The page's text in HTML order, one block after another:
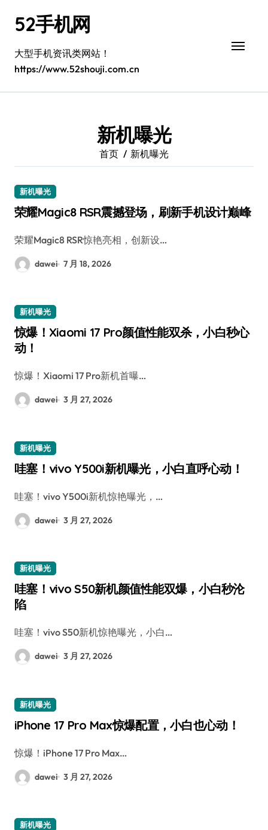
52手机网
大型手机资讯类网站！
https://www.52shouji.com.cn
新机曝光
首页 新机曝光
新机曝光
荣耀Magic8 RSR震撼登场，刷新手机设计巅峰
荣耀Magic8 RSR惊艳亮相，创新设…
dawei 7 月 18, 2026
新机曝光
惊爆！Xiaomi 17 Pro颜值性能双杀，小白秒心
动！
惊爆！Xiaomi 17 Pro新机首曝…
dawei 3 月 27, 2026
新机曝光
哇塞！vivo Y500i新机曝光，小白直呼心动！
哇塞！vivo Y500i新机惊艳曝光，…
dawei 3 月 27, 2026
新机曝光
哇塞！vivo S50新机颜值性能双爆，小白秒沦
陷
哇塞！vivo S50新机惊艳曝光，小白…
dawei 3 月 27, 2026
新机曝光
iPhone 17 Pro Max惊爆配置，小白也心动！
惊爆！iPhone 17 Pro Max…
dawei 3 月 27, 2026
新机曝光